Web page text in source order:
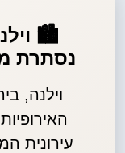
🏙️
נסתרת
וילנה,
עירונית